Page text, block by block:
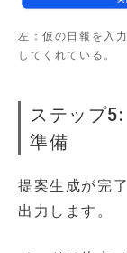
左：仮の日報を入
してくれている。
ステップ
準備
提案生成が完
出力します。